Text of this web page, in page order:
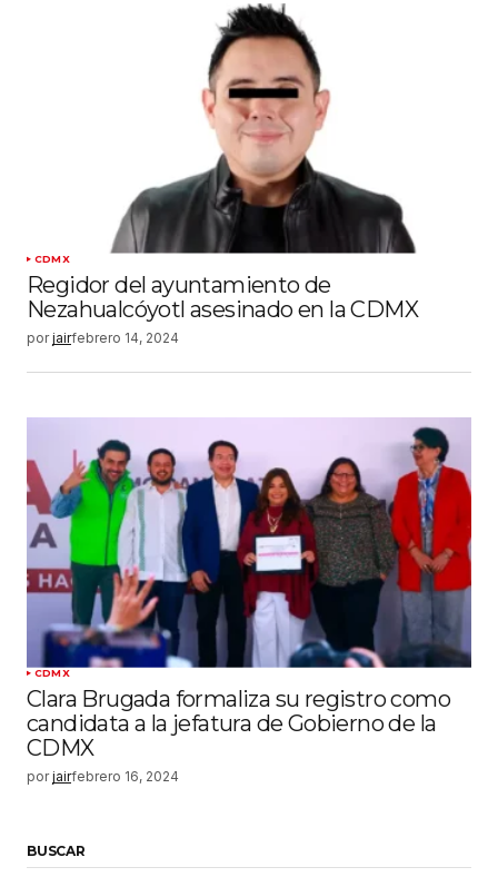
CDMX
Regidor del ayuntamiento de
Nezahualcóyotl asesinado en la CDMX
por jairfebrero 14, 2024
CDMX
Clara Brugada formaliza su registro como
candidata a la jefatura de Gobierno de la
CDMX
por jairfebrero 16, 2024
BUSCAR